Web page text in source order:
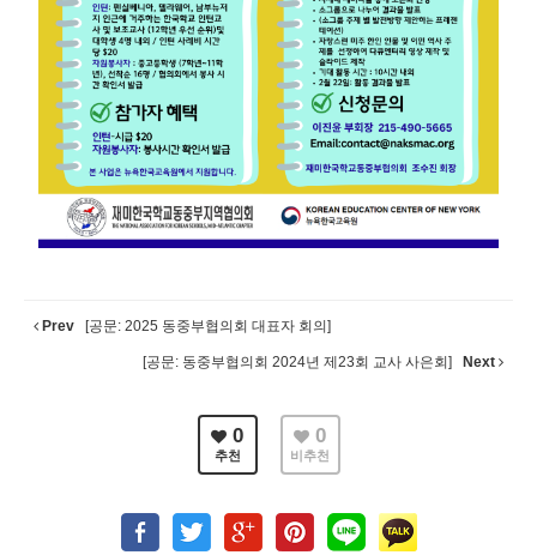
Prev [공문: 2025 동중부협의회 대표자 회의]
[공문: 동중부협의회 2024년 제23회 교사 사은회] Next
0
추천
0
비추천